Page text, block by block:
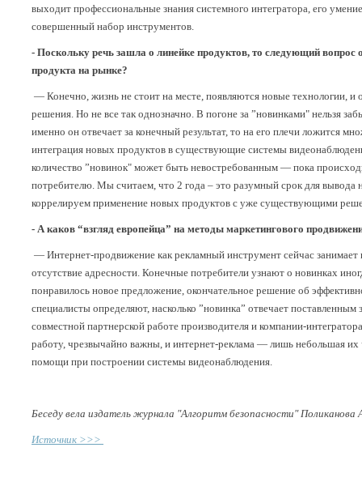
выходит профессиональные знания системного интегратора, его
совершенный набор инструментов.
- Поскольку речь зашла о линейке продуктов, то следующий
продукта на рынке?
— Конечно, жизнь не стоит на месте, появляются новые технологии,
решения. Но не все так однозначно. В погоне за ”новинками" нельзя
именно он отвечает за конечный результат, то на его плечи ложится
интеграция новых продуктов в существующие системы
количество ”новинок" может быть невостребованным — пока
потребителю. Мы считаем, что 2 года – это разумный срок для
коррелируем применение новых продуктов с уже существующими
- А каков “взгляд европейца” на методы маркетингового
— Интернет-продвижение как рекламный инструмент сейчас
отсутствие адресности. Конечные потребители узнают о новинках
понравилось новое предложение, окончательное решение об
специалисты определяют, насколько ”новинка” отвечает
совместной партнерской работе производителя и компании-
работу, чрезвычайно важны, и интернет-реклама — лишь небольшая их
помощи при построении системы видеонаблюдения.
Беседу вела издатель журнала "Алгоритм безопасности" Поликанова
Источник >>>